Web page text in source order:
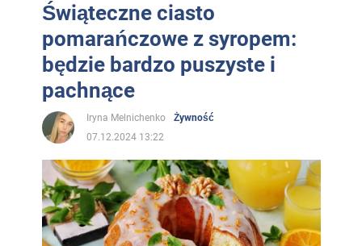
Świąteczne ciasto
pomarańczowe z syropem:
będzie bardzo puszyste i
pachnące
Iryna Melnichenko
Żywność
07.12.2024 13:22